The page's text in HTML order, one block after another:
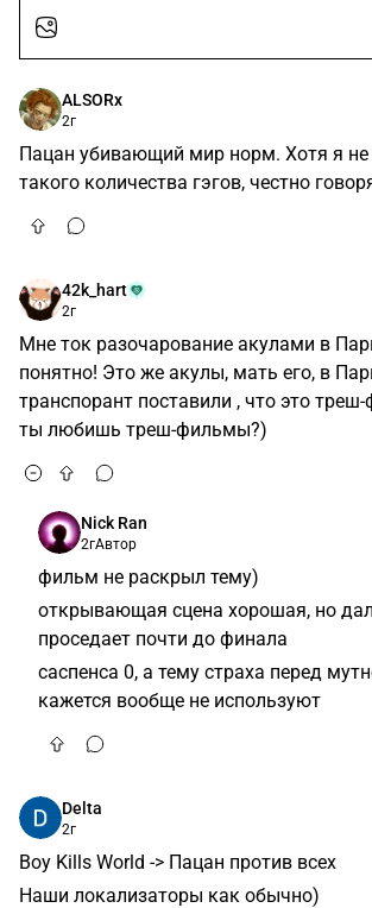
ALSORx
2г
Пацан убивающий мир норм. Хотя я
такого количества гэгов, честно
42k_hart
2г
Мне ток разочарование акулами в
понятно! Это же акулы, мать его, в
транспорант поставили , что это
ты любишь треш-фильмы?)
Nick Ran
2гАвтор
фильм не раскрыл тему)
открывающая сцена хорошая, но
проседает почти до финала
саспенса 0, а тему страха перед
кажется вообще не используют
Delta
2г
Boy Kills World -> Пацан против всех
Наши локализаторы как обычно)